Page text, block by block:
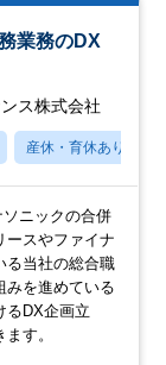
業務のDX
ス株式会社
産休・育休あり
ニックの合併
ースやファイナ
る当社の総合職
みを進めている
るDX企画立
す。